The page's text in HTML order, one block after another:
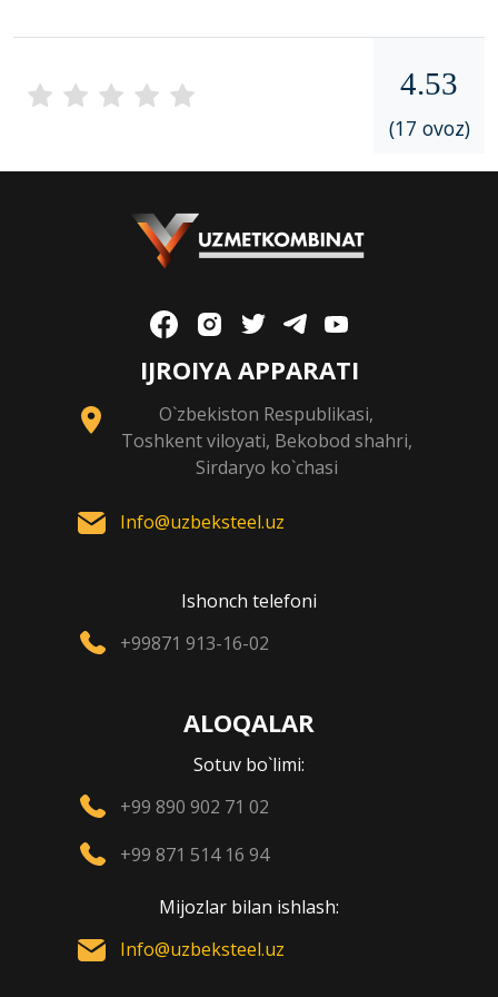
4.53
(17 ovoz)
IJROIYA APPARATI
O`zbekiston Respublikasi,
Toshkent viloyati, Bekobod shahri,
Sirdaryo ko`chasi
Info@uzbeksteel.uz
Ishonch telefoni
+99871 913-16-02
ALOQALAR
Sotuv bo`limi:
+99 890 902 71 02
+99 871 514 16 94
Mijozlar bilan ishlash:
Info@uzbeksteel.uz